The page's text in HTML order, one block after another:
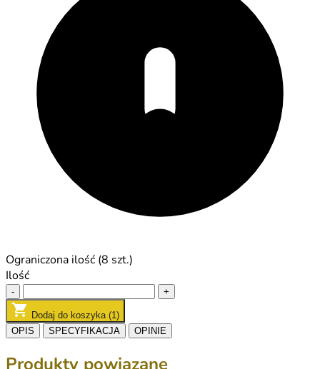
Ograniczona ilość (8 szt.)
Ilość
- +
Dodaj do koszyka (1)
OPIS
SPECYFIKACJA OPINIE
Produkty powiązane